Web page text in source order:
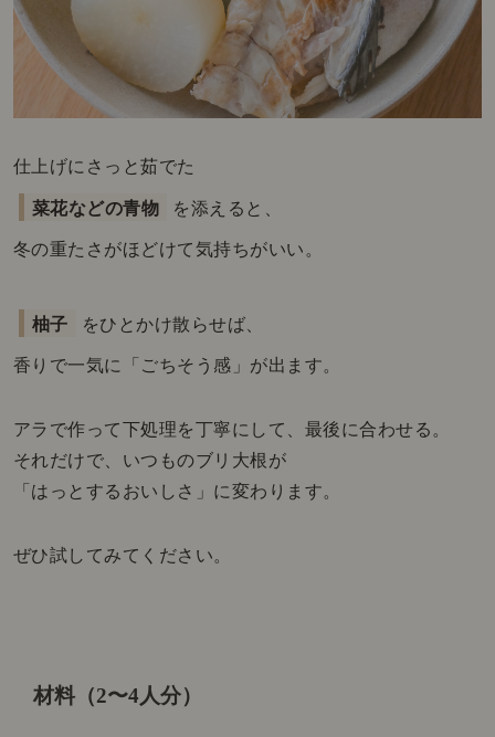
仕上げにさっと茹でた
菜花などの青物 を添えると、
冬の重たさがほどけて気持ちがいい。
柚子 をひとかけ散らせば、
香りで一気に「ごちそう感」が出ます。
アラで作って下処理を丁寧にして、最後に合わせる。
それだけで、いつものブリ大根が
「はっとするおいしさ」に変わります。
ぜひ試してみてください。
材料（2〜4人分）